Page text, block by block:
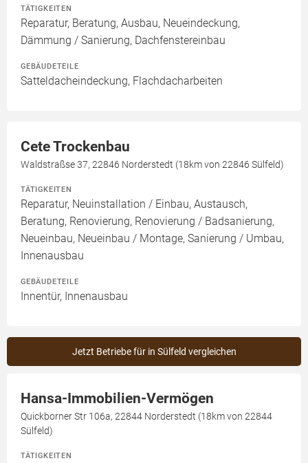
TÄTIGKEITEN
Reparatur, Beratung, Ausbau, Neueindeckung,
Dämmung / Sanierung, Dachfenstereinbau
GEBÄUDETEILE
Satteldacheindeckung, Flachdacharbeiten
Cete Trockenbau
Waldstraßse 37, 22846 Norderstedt (18km von 22846 Sülfeld)
TÄTIGKEITEN
Reparatur, Neuinstallation / Einbau, Austausch,
Beratung, Renovierung, Renovierung / Badsanierung,
Neueinbau, Neueinbau / Montage, Sanierung / Umbau,
Innenausbau
GEBÄUDETEILE
Innentür, Innenausbau
Jetzt Betriebe für in Sülfeld vergleichen
Hansa-Immobilien-Vermögen
Quickborner Str 106a, 22844 Norderstedt (18km von 22844
Sülfeld)
TÄTIGKEITEN